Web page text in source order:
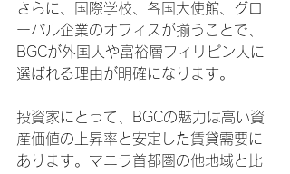
さらに、国際学校、各国大使館、グロ
ーバル企業のオフィスが揃うことで、
BGCが外国人や富裕層フィリピン人に
選ばれる理由が明確になります。
投資家にとって、BGCの魅力は高い資
産価値の上昇率と安定した賃貸需要に
あります。マニラ首都圏の他地域と比